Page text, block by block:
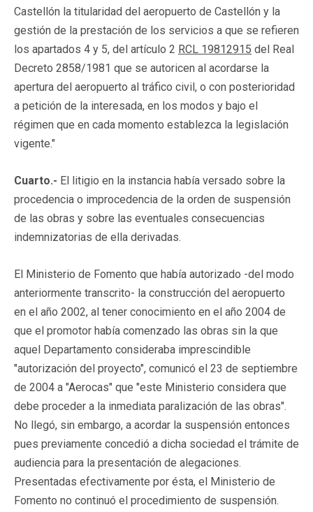
Castellón la titularidad del aeropuerto de Castellón y la
gestión de la prestación de los servicios a que se refieren
los apartados 4 y 5, del artículo 2 RCL 19812915 del Real
Decreto 2858/1981 que se autoricen al acordarse la
apertura del aeropuerto al tráfico civil, o con posterioridad
a petición de la interesada, en los modos y bajo el
régimen que en cada momento establezca la legislación
vigente."
Cuarto.- El litigio en la instancia había versado sobre la
procedencia o improcedencia de la orden de suspensión
de las obras y sobre las eventuales consecuencias
indemnizatorias de ella derivadas.
El Ministerio de Fomento que había autorizado -del modo
anteriormente transcrito- la construcción del aeropuerto
en el año 2002, al tener conocimiento en el año 2004 de
que el promotor había comenzado las obras sin la que
aquel Departamento consideraba imprescindible
"autorización del proyecto", comunicó el 23 de septiembre
de 2004 a "Aerocas" que "este Ministerio considera que
debe proceder a la inmediata paralización de las obras".
No llegó, sin embargo, a acordar la suspensión entonces
pues previamente concedió a dicha sociedad el trámite de
audiencia para la presentación de alegaciones.
Presentadas efectivamente por ésta, el Ministerio de
Fomento no continuó el procedimiento de suspensión.